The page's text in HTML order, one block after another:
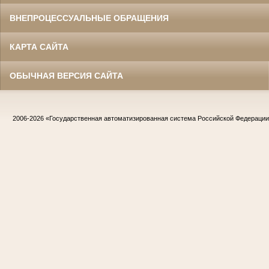
ВНЕПРОЦЕССУАЛЬНЫЕ ОБРАЩЕНИЯ
КАРТА САЙТА
ОБЫЧНАЯ ВЕРСИЯ САЙТА
2006-2026 «Государственная автоматизированная система Российской